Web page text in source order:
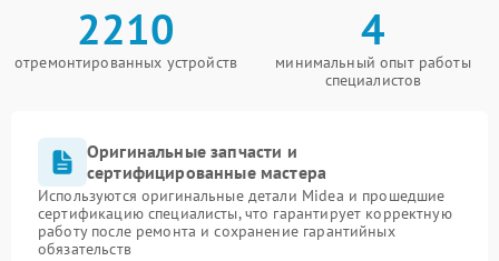
2210
отремонтированных устройств
4
минимальный опыт работы
специалистов
Оригинальные запчасти и
сертифицированные мастера
Используются оригинальные детали Midea и прошедшие
сертификацию специалисты, что гарантирует корректную
работу после ремонта и сохранение гарантийных
обязательств